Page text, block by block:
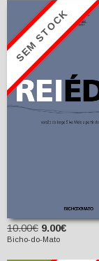
SEM STOCKRei Édipo
Versão de
Sófocles
10.00€ 9.00€
Bicho-do-Mato